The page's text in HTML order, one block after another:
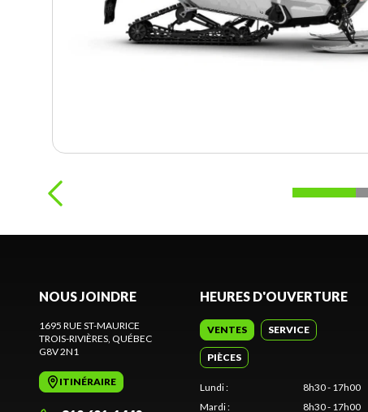
NOUS JOINDRE
1695 RUE ST-MAURICE
TROIS-RIVIÈRES, QUÉBEC
G8V 2N1
ITINÉRAIRE
HEURES D'OUVERTURE
VENTES SERVICE
PIÈCES
Lundi:
8h30 - 17h00
Mardi: 8h30 - 17h00